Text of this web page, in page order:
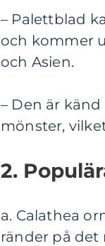
– Palettblad
och kommer
och Asien.
– Den är
mönster,
2.
a. Calathea
ränder på